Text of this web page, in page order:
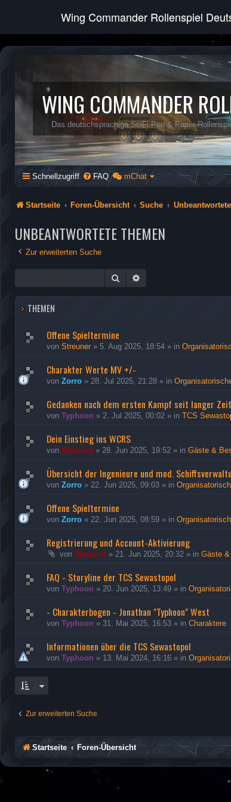
Wing Commander Rollenspiel
WING COMMANDER
Das deutschsprachige SciFi-Pen & Paper-
Schnellzugriff FAQ mChat
Startseite Foren-Übersicht Suche
UNBEANTWORTETE THEMEN
Zur erweiterten Suche
Suche
THEMEN
Offene Spieltermine
von Streuner » 5. Aug 2025, 18:54 » in
Charakter Werte MV +/-
von Zorro » 28. Jul 2025, 21:28 » in
Gedanken nach dem ersten Kampf seit langer Zeit
von Typhoon » 2. Jul 2025, 00:02 » in TCS
Dein Einstieg ins WCRS
von WarLord » 28. Jun 2025, 19:52 » in Gäste &
Übersicht der Ingenieure und mod.
von Zorro » 22. Jun 2025, 09:03 » in
Offene Spieltermine
von Zorro » 22. Jun 2025, 08:59 » in
Registrierung und Account-Aktivierung
von WarLord » 21. Jun 2025, 20:32 » in Gäste
FAQ - Storyline der TCS Sewastopol
von Typhoon » 20. Jun 2025, 13:49 » in
- Charakterbogen - Jonathan "Typhoon" West
von Typhoon » 31. Mai 2025, 16:53 » in Charaktere
Informationen über die TCS Sewastopol
von Typhoon » 13. Mai 2024, 16:16 » in
Zur erweiterten Suche
Startseite Foren-Übersicht